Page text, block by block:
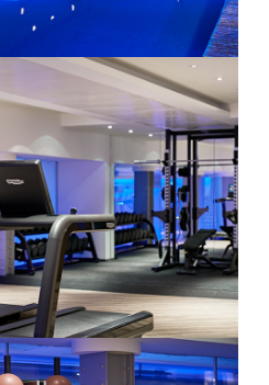
חבילות
חבילות
חבילות
חבילות
האזוריים
בכרתים